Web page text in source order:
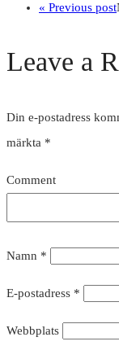
« Previous post
Leave a
Din e-postadress
märkta *
Comment
Namn *
E-postadress *
Webbplats